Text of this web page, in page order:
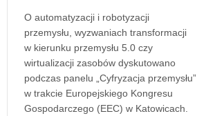
O automatyzacji i robotyzacji
przemysłu, wyzwaniach transformacji
w kierunku przemysłu 5.0 czy
wirtualizacji zasobów dyskutowano
podczas panelu „Cyfryzacja przemysłu”
w trakcie Europejskiego Kongresu
Gospodarczego (EEC) w Katowicach.